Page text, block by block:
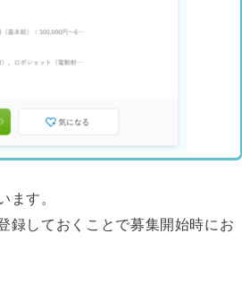
す。
録しておくことで募集開始時にお